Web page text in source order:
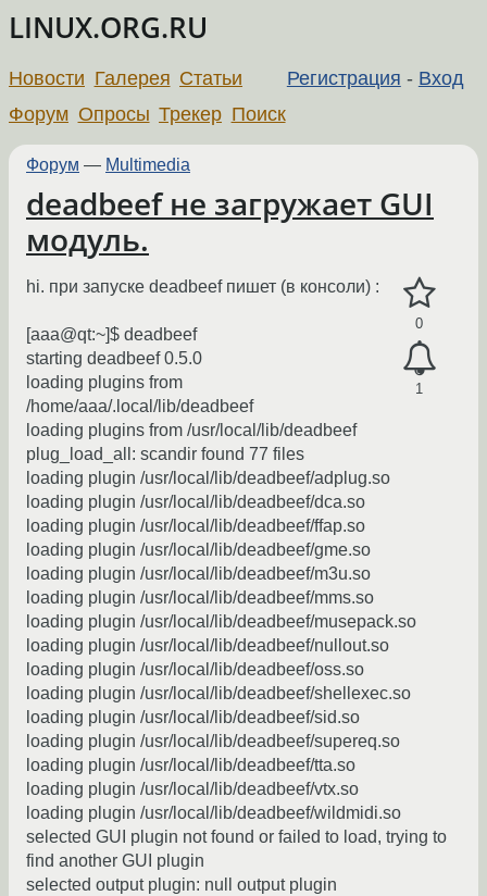
LINUX.ORG.RU
Регистрация - Вход
Новости Галерея Статьи
Форум Опросы Трекер Поиск
Форум — Multimedia
deadbeef не загружает GUI
модуль.
0
1
hi. при запуске deadbeef пишет (в консоли) :
[ааа@qt:~]$ deadbeef
starting deadbeef 0.5.0
loading plugins from
/home/aaa/.local/lib/deadbeef
loading plugins from /usr/local/lib/deadbeef
plug_load_all: scandir found 77 files
loading plugin /usr/local/lib/deadbeef/adplug.so
loading plugin /usr/local/lib/deadbeef/dca.so
loading plugin /usr/local/lib/deadbeef/ffap.so
loading plugin /usr/local/lib/deadbeef/gme.so
loading plugin /usr/local/lib/deadbeef/m3u.so
loading plugin /usr/local/lib/deadbeef/mms.so
loading plugin /usr/local/lib/deadbeef/musepack.so
loading plugin /usr/local/lib/deadbeef/nullout.so
loading plugin /usr/local/lib/deadbeef/oss.so
loading plugin /usr/local/lib/deadbeef/shellexec.so
loading plugin /usr/local/lib/deadbeef/sid.so
loading plugin /usr/local/lib/deadbeef/supereq.so
loading plugin /usr/local/lib/deadbeef/tta.so
loading plugin /usr/local/lib/deadbeef/vtx.so
loading plugin /usr/local/lib/deadbeef/wildmidi.so
selected GUI plugin not found or failed to load, trying to
find another GUI plugin
selected output plugin: null output plugin